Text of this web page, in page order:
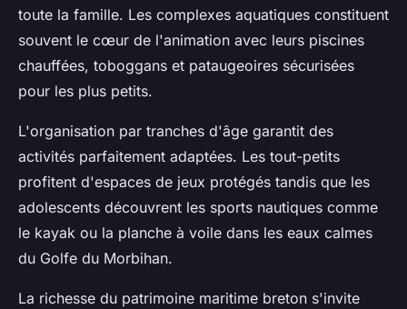
toute la famille. Les complexes aquatiques constituent
souvent le cœur de l'animation avec leurs piscines
chauffées, toboggans et pataugeoires sécurisées
pour les plus petits.
L'organisation par tranches d'âge garantit des
activités parfaitement adaptées. Les tout-petits
profitent d'espaces de jeux protégés tandis que les
adolescents découvrent les sports nautiques comme
le kayak ou la planche à voile dans les eaux calmes
du Golfe du Morbihan.
La richesse du patrimoine maritime breton s'invite